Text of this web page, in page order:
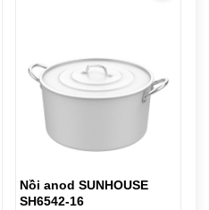
Nồi anod SUNHOUSE
SH6542-16